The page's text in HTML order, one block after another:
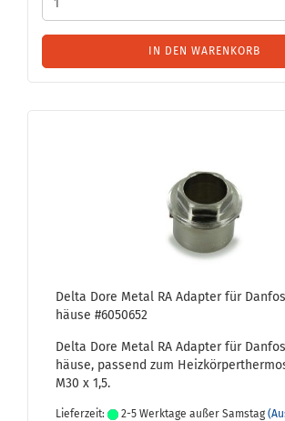
IN DEN WARENKORB
Delta Dore Metal RA Ad­ap­ter für
häu­se #6050652
Delta Dore Metal RA Ad­ap­ter für
häu­se, pas­send zum
M30 x 1,5.
Lieferzeit: 2-5 Werktage außer Samstag